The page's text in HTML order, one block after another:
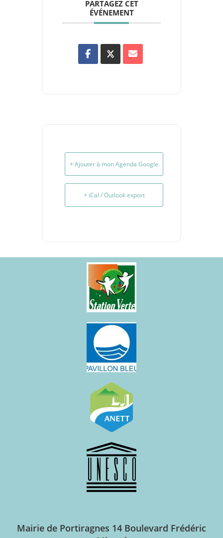
PARTAGEZ CET
ÉVÉNEMENT
+ Ajouter à mon Agenda Google
+ iCal / Outlook export
Mairie de Portiragnes 14 Boulevard Frédéric